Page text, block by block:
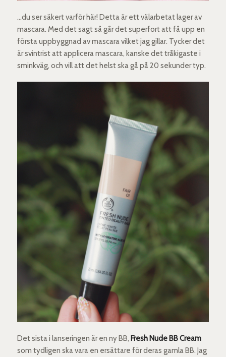
…du ser säkert varför här! Detta är ett välarbetat lager av
mascara. Med det sagt så går det superfort att få upp en
första uppbyggnad av mascara vilket jag gillar. Tycker det
är svintrist att applicera mascara, kanske det tråkigaste i
sminkväg, och vill att det helst ska gå på 20 sekunder typ.
Det sista i lanseringen är en ny BB, Fresh Nude BB Cream
som tydligen ska vara en ersättare för deras gamla BB. Jag